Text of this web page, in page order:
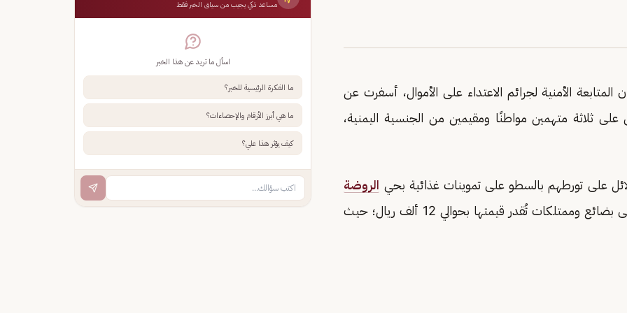
المتابعة الأمنية لجرائم الاعتداء على الأموال، أسفرت عن
ثلاثة متهمين مواطنًا ومقيمين من الجنسية اليمنية،
على تورطهم بالسطو على تموينات غذائية بحي الروضة
شرق العاصمة الرياض وتهديد العمالة والاستيلاء على بضائع وممتلكات تُقدر قيمتها بحوالي 12 ألف ريال؛ حيث
مساعد ذكي يجيب من سياق الخبر فقط
اسأل ما تريد عن هذا الخبر
ما الفكرة الرئيسية للخبر؟
ما هي أبرز الأرقام والإحصاءات؟
كيف يؤثر هذا علي؟